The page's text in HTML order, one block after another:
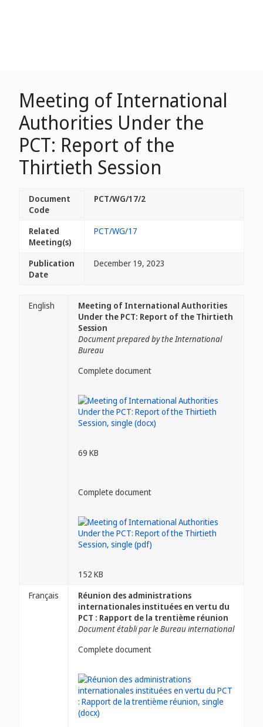
Meeting of International
Authorities Under the
PCT: Report of the
Thirtieth Session
Document
Code
PCT/WG/17/2
Related
Meeting(s)
PCT/WG/17
Publication
Date
December 19, 2023
English
Meeting of International Authorities
Under the PCT: Report of the Thirtieth
Session
Document prepared by the International
Bureau
Complete document
69 KB
Complete document
152 KB
Français
Réunion des administrations
internationales instituées en vertu du
PCT : Rapport de la trentième réunion
Document établi par le Bureau international
Complete document